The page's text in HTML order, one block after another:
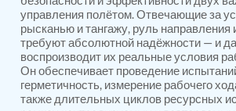
PSA Nitrogen Generation Plant
Dual Hydraulic Test System
Hydraulic Damper Test Bench
1000 Bar Hydraulic Proof Pressure
Drive And Control Automation
Main Rotor Actuator Test Rig
BMP Pump Test Rig
управления полётом. Отвечающие за
рысканью и тангажу, руль направления
требуют абсолютной надёжности — и
воспроизводит их реальные условия
Он обеспечивает проведение
герметичность, измерение рабочего
также длительных циклов ресурсных